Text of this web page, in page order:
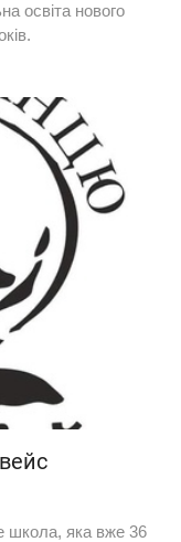
освіта нового
школа, яка вже 36